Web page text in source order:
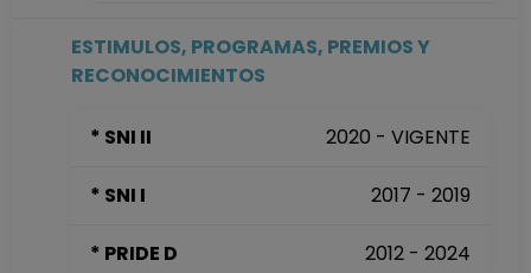
Centro de
Ambiental en
Desde 01-12-2019
INVESTIGADOR
ESTIMULOS, PROGRAMAS, PREMIOS Y
RECONOCIMIENTOS
* SNI II 2020 - VIGENTE
* SNI I 2017 - 2019
* PRIDE D 2012 - 2024